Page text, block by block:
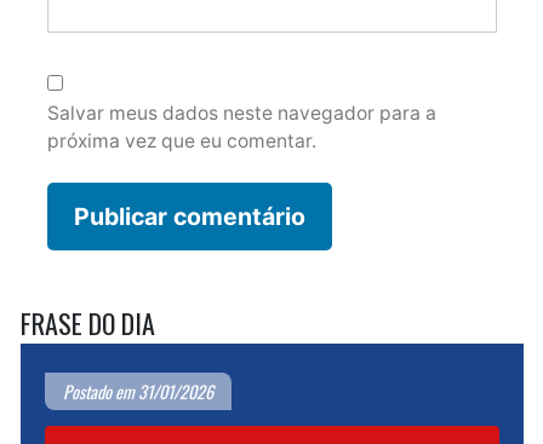
Salvar meus dados neste navegador para a
próxima vez que eu comentar.
FRASE DO DIA
Postado em 31/01/2026